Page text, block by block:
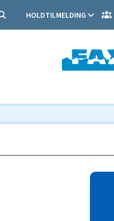
HOLDTILMELDING